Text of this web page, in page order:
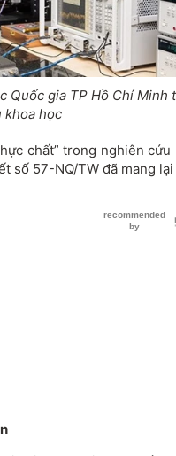
Quốc gia TP Hồ Chí Minh
khoa học
chất” trong nghiên cứu
số 57-NQ/TW đã mang